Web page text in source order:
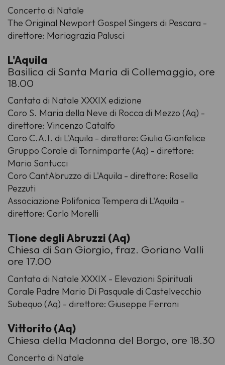
Concerto di Natale
The Original Newport Gospel Singers di Pescara -
direttore: Mariagrazia Palusci
L'Aquila
Basilica di Santa Maria di Collemaggio, ore
18.00
Cantata di Natale XXXIX edizione
Coro S. Maria della Neve di Rocca di Mezzo (Aq) -
direttore: Vincenzo Catalfo
Coro C.A.I. di L'Aquila - direttore: Giulio Gianfelice
Gruppo Corale di Tornimparte (Aq) - direttore:
Mario Santucci
Coro CantAbruzzo di L'Aquila - direttore: Rosella
Pezzuti
Associazione Polifonica Tempera di L'Aquila -
direttore: Carlo Morelli
Tione degli Abruzzi (Aq)
Chiesa di San Giorgio, fraz. Goriano Valli
ore 17.00
Cantata di Natale XXXIX - Elevazioni Spirituali
Corale Padre Mario Di Pasquale di Castelvecchio
Subequo (Aq) - direttore: Giuseppe Ferroni
Vittorito (Aq)
Chiesa della Madonna del Borgo, ore 18.30
Concerto di Natale